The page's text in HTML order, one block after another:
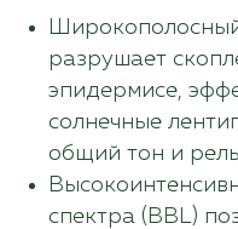
разрушает
эпидермисе,
солнечные
общий тон и
спектра (BBL)